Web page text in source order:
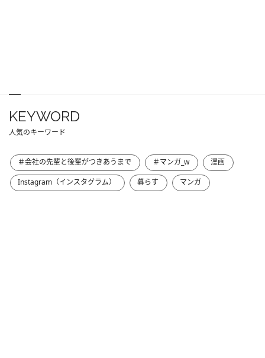
KEYWORD
人気のキーワード
＃会社の先輩と後輩がつきあうまで ＃マンガ_w
漫画
Instagram（インスタグラム）
暮らす マンガ